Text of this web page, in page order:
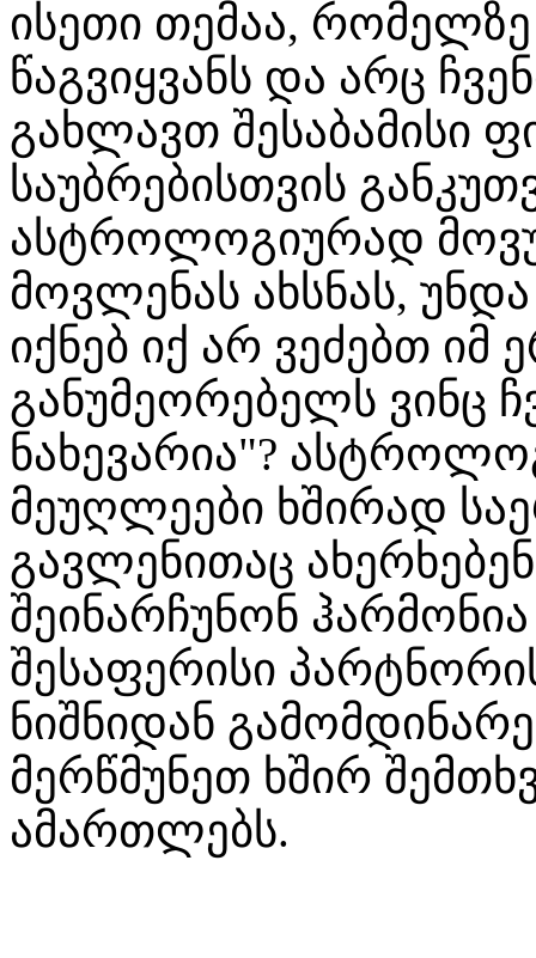
ისეთი თემაა,
წაგვიყვანს და არც
გახლავთ შესაბამისი
საუბრებისთვის
ასტროლოგიურად
მოვლენას ახსნას,
იქნებ იქ არ ვეძებთ
განუმეორებელს ვინც
ნახევარია"?
მეუღლეები ხშირად
გავლენითაც
შეინარჩუნონ
შესაფერისი
ნიშნიდან
მერწმუნეთ ხშირ
ამართლებს.